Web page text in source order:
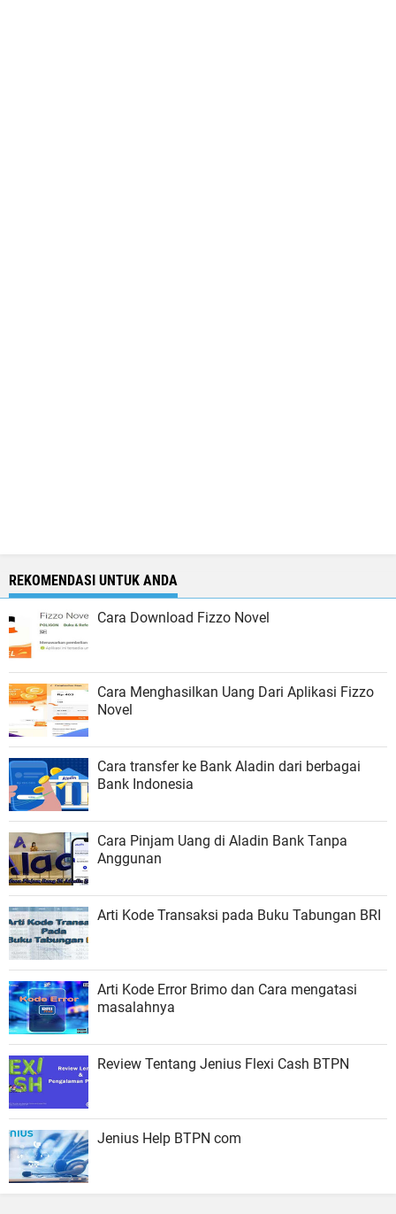
REKOMENDASI UNTUK ANDA
Cara Download Fizzo Novel
Cara Menghasilkan Uang Dari Aplikasi Fizzo
Novel
Cara transfer ke Bank Aladin dari berbagai
Bank Indonesia
Cara Pinjam Uang di Aladin Bank Tanpa
Anggunan
Arti Kode Transaksi pada Buku Tabungan BRI
Arti Kode Error Brimo dan Cara mengatasi
masalahnya
Review Tentang Jenius Flexi Cash BTPN
Jenius Help BTPN com